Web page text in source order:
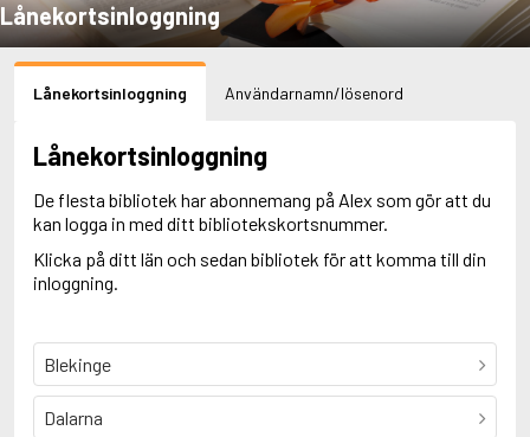
Lånekortsinloggning
Lånekortsinloggning Användarnamn/lösenord
Lånekortsinloggning
De flesta bibliotek har abonnemang på Alex som gör att du
kan logga in med ditt bibliotekskortsnummer.
Klicka på ditt län och sedan bibliotek för att komma till din
inloggning.
Blekinge
Dalarna